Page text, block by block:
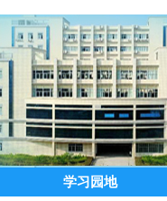
学习园地